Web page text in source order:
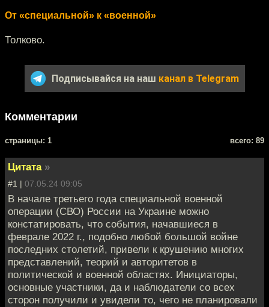
От «специальной» к «военной»
Толково.
Подписывайся на наш канал в Telegram
Комментарии
cтраницы: 1 всего: 89
Цитата »
#1 | 07.05.24 09:05
В начале третьего года специальной военной
операции (СВО) России на Украине можно
констатировать, что события, начавшиеся в
феврале 2022 г., подобно любой большой войне
последних столетий, привели к крушению многих
представлений, теорий и авторитетов в
политической и военной областях. Инициаторы,
основные участники, да и наблюдатели со всех
сторон получили и увидели то, чего не планировали